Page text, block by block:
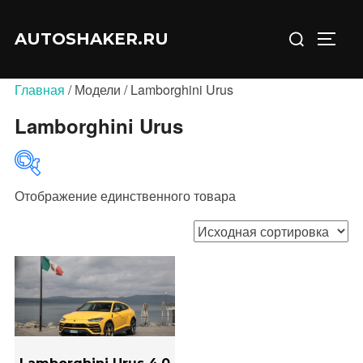
AUTOSHAKER.RU
Главная / Модели / Lamborghini Urus
Lamborghini Urus
В продаже(0)
Категории товаров
Отображение единственного товара